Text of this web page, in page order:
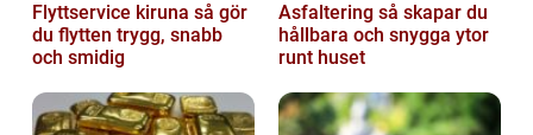
Flyttservice kiruna så gör
du flytten trygg, snabb
och smidig
Asfaltering så skapar du
hållbara och snygga ytor
runt huset